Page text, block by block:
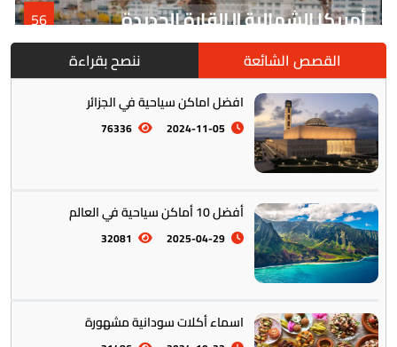
أمريكا الشمالية || القارة الجديدة 56
أمريكا الجنوبية || القارة اللاتينية
القصص الشائعة ننصح بقراءة
افضل اماكن سياحية في الجزائر
2024-11-05
76336
أفضل 10 أماكن سياحية في العالم
2025-04-29
32081
اسماء أكلات سودانية مشهورة